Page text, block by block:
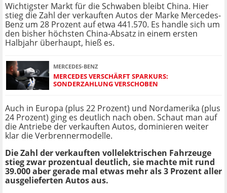
Wichtigster Markt für die Schwaben bleibt China. Hier
stieg die Zahl der verkauften Autos der Marke Mercedes-
Benz um 28 Prozent auf etwa 441.570. Es handle sich um
den bisher höchsten China-Absatz in einem ersten
Halbjahr überhaupt, hieß es.
MERCEDES-BENZ
MERCEDES VERSCHÄRFT SPARKURS:
SONDERZAHLUNG VERSCHOBEN
Auch in Europa (plus 22 Prozent) und Nordamerika (plus
24 Prozent) ging es deutlich nach oben. Schaut man auf
die Antriebe der verkauften Autos, dominieren weiter
klar die Verbrennermodelle.
Die Zahl der verkauften vollelektrischen Fahrzeuge
stieg zwar prozentual deutlich, sie machte mit rund
39.000 aber gerade mal etwas mehr als 3 Prozent aller
ausgelieferten Autos aus.